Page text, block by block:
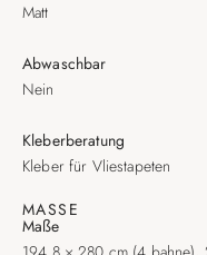
Matt
Abwaschbar
Nein
Kleberberatung
Kleber für Vliestapeten
MASSE
Maße